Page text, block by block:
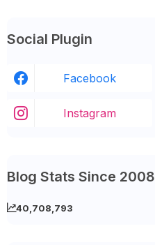
Social Plugin
Facebook
Instagram
Blog Stats Since 2008
40,708,793